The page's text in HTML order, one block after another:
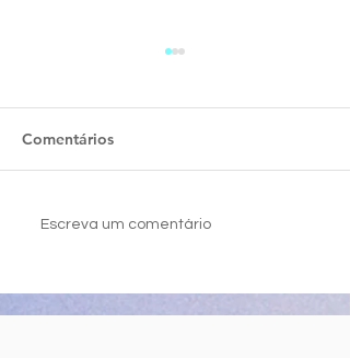
Investidores x
Comentários
Escreva um comentário